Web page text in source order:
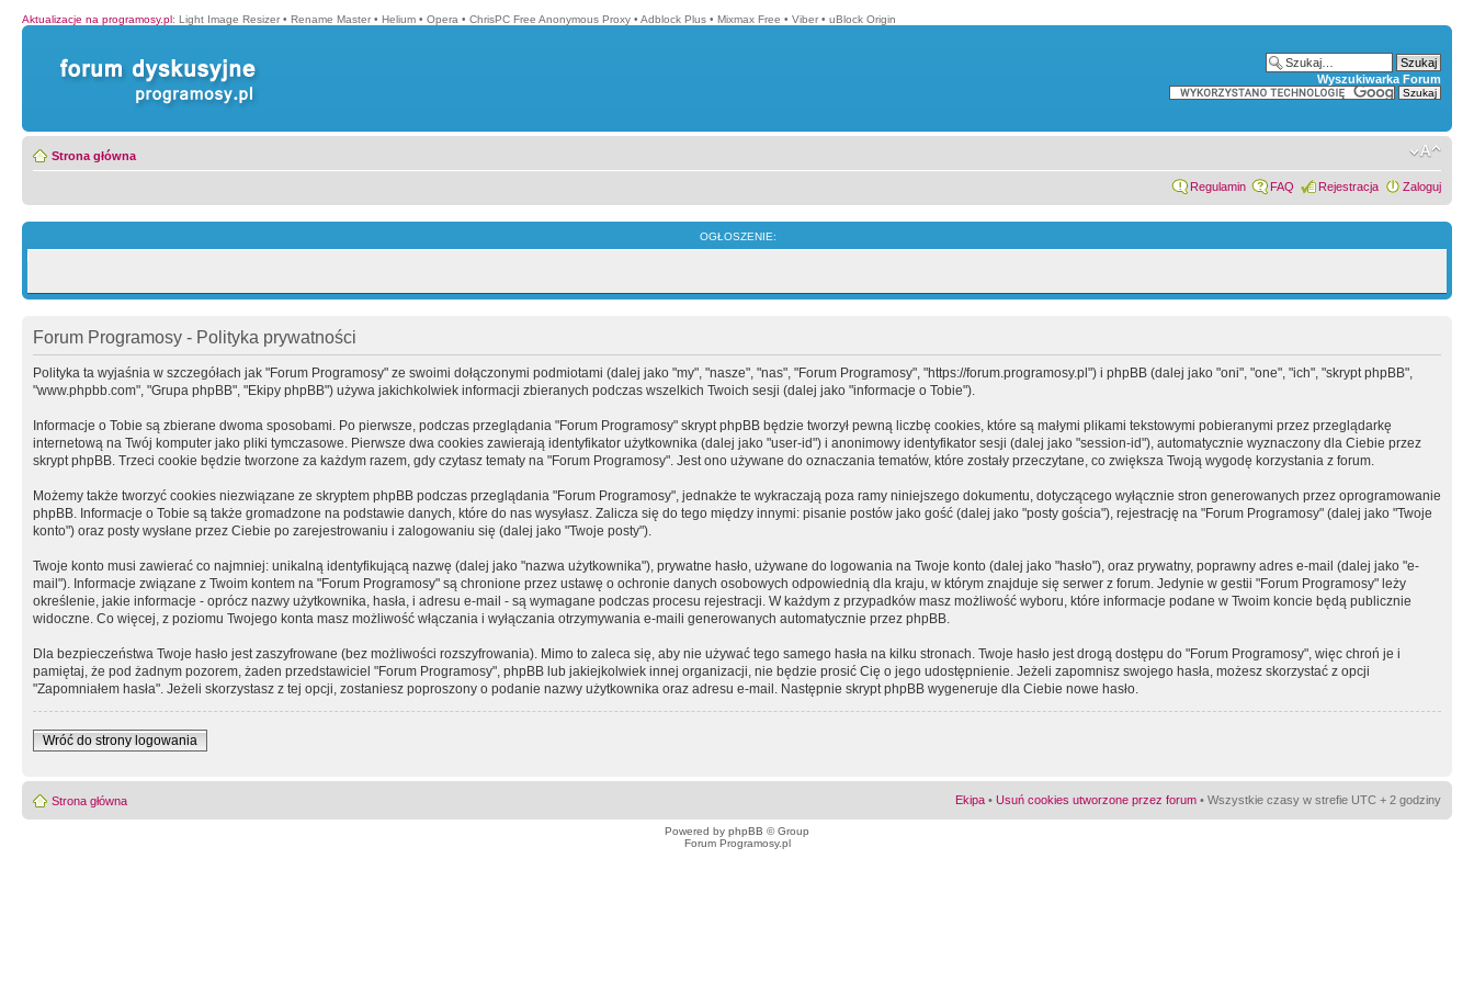
Aktualizacje na programosy.pl: Light Image Resizer • Rename Master • Helium • Opera • ChrisPC Free Anonymous Proxy • Adblock Plus • Mixmax Free • Viber • uBlock Origin
Wyszukiwarka Forum
Strona główna
Regulamin FAQ Rejestracja Zaloguj
OGŁOSZENIE:
Forum Programosy - Polityka prywatności
Polityka ta wyjaśnia w szczegółach jak "Forum Programosy" ze swoimi dołączonymi podmiotami (dalej jako "my", "nasze", "nas", "Forum Programosy", "https://forum.programosy.pl") i phpBB (dalej jako "oni", "one", "ich", "skrypt phpBB",
"www.phpbb.com", "Grupa phpBB", "Ekipy phpBB") używa jakichkolwiek informacji zbieranych podczas wszelkich Twoich sesji (dalej jako "informacje o Tobie").
Informacje o Tobie są zbierane dwoma sposobami. Po pierwsze, podczas przeglądania "Forum Programosy" skrypt phpBB będzie tworzył pewną liczbę cookies, które są małymi plikami tekstowymi pobieranymi przez przeglądarkę
internetową na Twój komputer jako pliki tymczasowe. Pierwsze dwa cookies zawierają identyfikator użytkownika (dalej jako "user-id") i anonimowy identyfikator sesji (dalej jako "session-id"), automatycznie wyznaczony dla Ciebie przez
skrypt phpBB. Trzeci cookie będzie tworzone za każdym razem, gdy czytasz tematy na "Forum Programosy". Jest ono używane do oznaczania tematów, które zostały przeczytane, co zwiększa Twoją wygodę korzystania z forum.
Możemy także tworzyć cookies niezwiązane ze skryptem phpBB podczas przeglądania "Forum Programosy", jednakże te wykraczają poza ramy niniejszego dokumentu, dotyczącego wyłącznie stron generowanych przez oprogramowanie
phpBB. Informacje o Tobie są także gromadzone na podstawie danych, które do nas wysyłasz. Zalicza się do tego między innymi: pisanie postów jako gość (dalej jako "posty gościa"), rejestrację na "Forum Programosy" (dalej jako "Twoje
konto") oraz posty wysłane przez Ciebie po zarejestrowaniu i zalogowaniu się (dalej jako "Twoje posty").
Twoje konto musi zawierać co najmniej: unikalną identyfikującą nazwę (dalej jako "nazwa użytkownika"), prywatne hasło, używane do logowania na Twoje konto (dalej jako "hasło"), oraz prywatny, poprawny adres e-mail (dalej jako "e-
mail"). Informacje związane z Twoim kontem na "Forum Programosy" są chronione przez ustawę o ochronie danych osobowych odpowiednią dla kraju, w którym znajduje się serwer z forum. Jedynie w gestii "Forum Programosy" leży
określenie, jakie informacje - oprócz nazwy użytkownika, hasła, i adresu e-mail - są wymagane podczas procesu rejestracji. W każdym z przypadków masz możliwość wyboru, które informacje podane w Twoim koncie będą publicznie
widoczne. Co więcej, z poziomu Twojego konta masz możliwość włączania i wyłączania otrzymywania e-maili generowanych automatycznie przez phpBB.
Dla bezpieczeństwa Twoje hasło jest zaszyfrowane (bez możliwości rozszyfrowania). Mimo to zaleca się, aby nie używać tego samego hasła na kilku stronach. Twoje hasło jest drogą dostępu do "Forum Programosy", więc chroń je i
pamiętaj, że pod żadnym pozorem, żaden przedstawiciel "Forum Programosy", phpBB lub jakiejkolwiek innej organizacji, nie będzie prosić Cię o jego udostępnienie. Jeżeli zapomnisz swojego hasła, możesz skorzystać z opcji
"Zapomniałem hasła". Jeżeli skorzystasz z tej opcji, zostaniesz poproszony o podanie nazwy użytkownika oraz adresu e-mail. Następnie skrypt phpBB wygeneruje dla Ciebie nowe hasło.
Wróć do strony logowania
Strona główna Ekipa • Usuń cookies utworzone przez forum • Wszystkie czasy w strefie UTC + 2 godziny
Powered by phpBB © Group
Forum Programosy.pl